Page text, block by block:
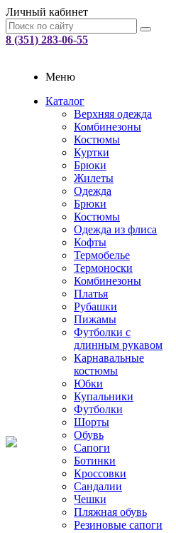
Личный кабинет
8 (351) 283-06-55
Меню
Каталог
Верхняя одежда
Комбинезоны
Костюмы
Куртки
Брюки
Жилеты
Одежда
Брюки
Костюмы
Одежда из флиса
Кофты
Термобелье
Термоноски
Комбинезоны
Платья
Рубашки
Пижамы
Футболки с
длинным рукавом
Карнавальные
костюмы
Юбки
Купальники
Футболки
Шорты
Обувь
Сапоги
Ботинки
Кроссовки
Сандалии
Чешки
Пляжная обувь
Резиновые сапоги